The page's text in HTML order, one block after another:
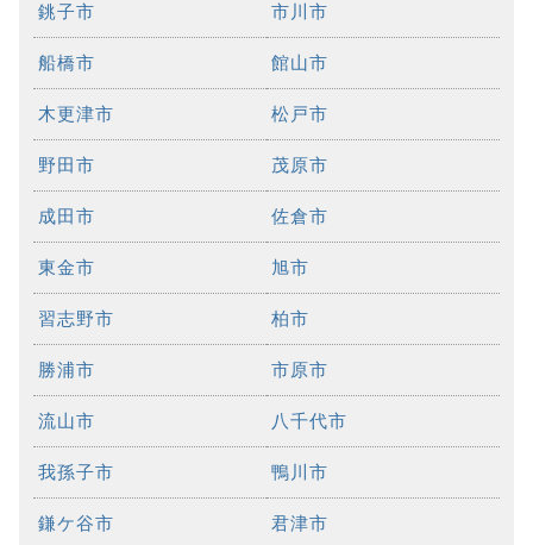
銚子市 市川市
船橋市 館山市
木更津市 松戸市
野田市 茂原市
成田市 佐倉市
東金市 旭市
習志野市 柏市
勝浦市 市原市
流山市 八千代市
我孫子市 鴨川市
鎌ケ谷市 君津市